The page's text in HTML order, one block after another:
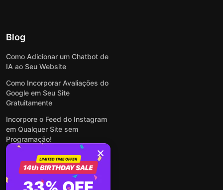
Blog
Como Adicionar um Chatbot de
IA ao Seu Website
Como Incorporar Avaliações do
Google em Seu Site
Gratuitamente
Incorpore o Feed do Instagram
em Qualquer Site sem
Programação!
Como Incorporar Formulários
em Qualquer Site Online e
Gratuitamente